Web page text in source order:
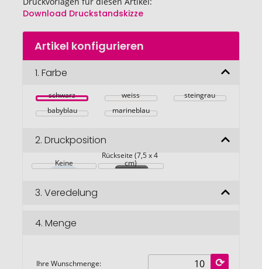
Download Druckstandskizze
Zum
Anfang
Bildgalerie
Artikel konfigurieren
1. Farbe
schwarz weiss
steingrau
babyblau
marineblau
2. Druckposition
Keine
Rückseite (7,5 x 4
cm)
3. Veredelung
4. Menge
Ihre Wunschmenge: